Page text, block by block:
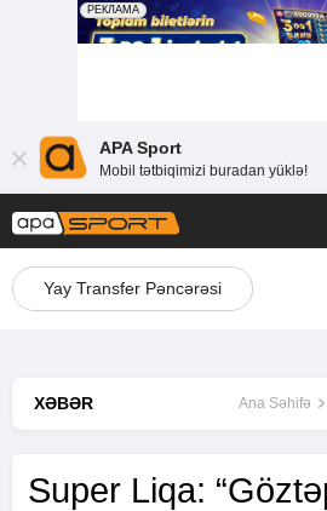
APA Sport
Mobil tətbiqimizi buradan yüklə!
Yay Transfer Pəncərəsi
XƏBƏR Ana Səhifə
Super Liqa: